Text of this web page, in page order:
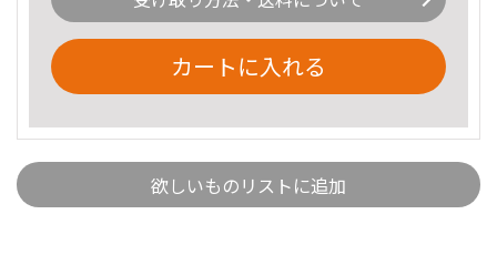
カートに入れる
欲しいものリストに追加